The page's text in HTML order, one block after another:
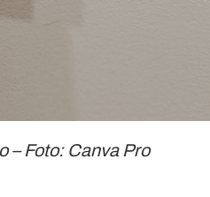
– Foto: Canva Pro